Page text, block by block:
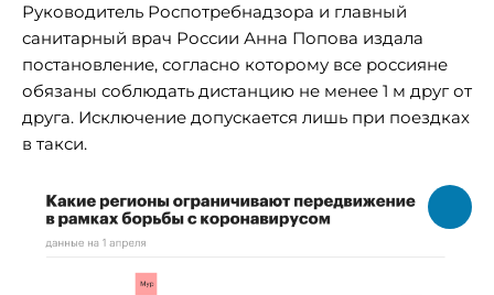
Руководитель Роспотребнадзора и главный
санитарный врач России Анна Попова издала
постановление, согласно которому все россияне
обязаны соблюдать дистанцию не менее 1 м друг от
друга. Исключение допускается лишь при поездках
в такси.